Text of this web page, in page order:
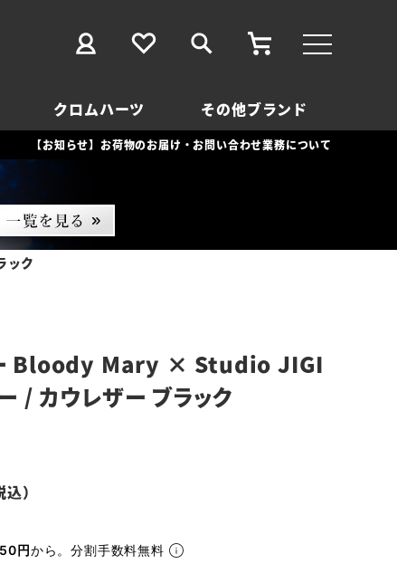
クロムハーツ その他ブランド
【お知らせ】お荷物のお届け・お問い合わせ業務について
ック
ー Bloody Mary × Studio JIGI
/ カウレザー ブラック
円から。分割手数料無料